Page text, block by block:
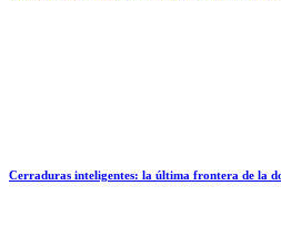
Cerraduras inteligentes: la última frontera de la